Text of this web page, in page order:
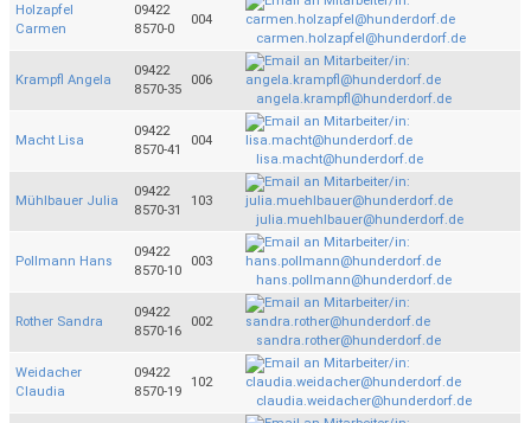
Holzapfel
Carmen
09422
8570-0
004
carmen.holzapfel@hunderdorf.de
Krampfl Angela
09422
8570-35
006
angela.krampfl@hunderdorf.de
Macht Lisa
09422
8570-41
004
lisa.macht@hunderdorf.de
Mühlbauer Julia
09422
8570-31
103
julia.muehlbauer@hunderdorf.de
Pollmann Hans
09422
8570-10
003
hans.pollmann@hunderdorf.de
Rother Sandra
09422
8570-16
002
sandra.rother@hunderdorf.de
Weidacher
Claudia
09422
8570-19
102
claudia.weidacher@hunderdorf.de